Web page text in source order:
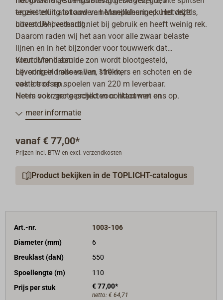
tegenstelling tot andere hennepkleurige kunstvezels,
uiterst UV-bestendig.
en ziet eruit als touw van Manillahennep. Het drijft
bovendien, verhardt niet bij gebruik en heeft weinig rek.
Daarom raden wij het aan voor alle zwaar belaste
lijnen en in het bijzonder voor touwwerk dat
voortdurend aan de zon wordt blootgesteld,
bijvoorbeeld alle vallen, strekkers en schoten en de
vaste trossen.
Het is ook zeer geschikt voor liktouwen en
jungferntaljen.
Kleur: Manilabruin.
Levering in trossen van 110 m,
ook los of op spoelen van 220 m leverbaar.
Neem voor grote projecten contact met ons op.
meer informatie
vanaf € 77,00*
Prijzen incl. BTW en excl. verzendkosten
Product bekijken in de TOPLICHT-catalogus
Art.-nr.
1003-106
Diameter (mm)
6
Breuklast (daN)
550
Spoellengte (m)
110
Prijs per stuk
€ 77,00*
netto: € 64,71